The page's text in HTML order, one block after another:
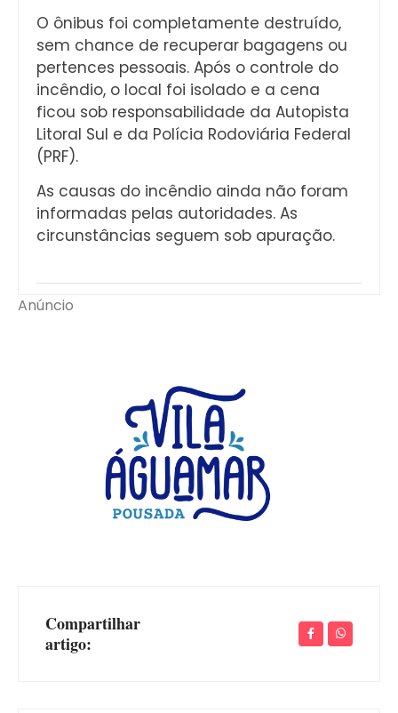
O ônibus foi completamente destruído,
sem chance de recuperar bagagens ou
pertences pessoais. Após o controle do
incêndio, o local foi isolado e a cena
ficou sob responsabilidade da Autopista
Litoral Sul e da Polícia Rodoviária Federal
(PRF).
As causas do incêndio ainda não foram
informadas pelas autoridades. As
circunstâncias seguem sob apuração.
Anúncio
Compartilhar
artigo: